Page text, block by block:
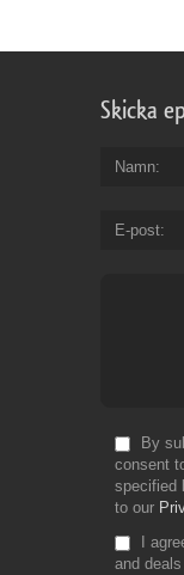
Skicka
Namn
E-post
By
consent
specified
to our
I
and